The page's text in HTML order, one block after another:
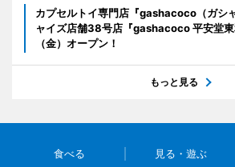
カプセルトイ専門店『gashacoco（ガシ
ャイズ店舗38号店『gashacoco 平安堂
（金）オープン！
もっと見る
食べる 見る・遊ぶ